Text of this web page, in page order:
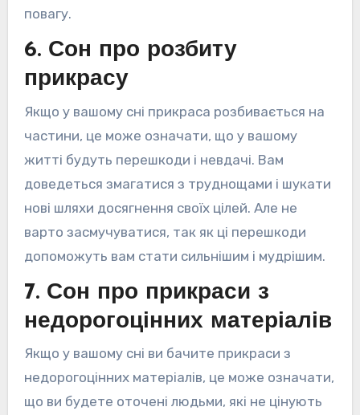
повагу.
6. Сон про розбиту
прикрасу
Якщо у вашому сні прикраса розбивається на
частини, це може означати, що у вашому
житті будуть перешкоди і невдачі. Вам
доведеться змагатися з труднощами і шукати
нові шляхи досягнення своїх цілей. Але не
варто засмучуватися, так як ці перешкоди
допоможуть вам стати сильнішим і мудрішим.
7. Сон про прикраси з
недорогоцінних матеріалів
Якщо у вашому сні ви бачите прикраси з
недорогоцінних матеріалів, це може означати,
що ви будете оточені людьми, які не цінують